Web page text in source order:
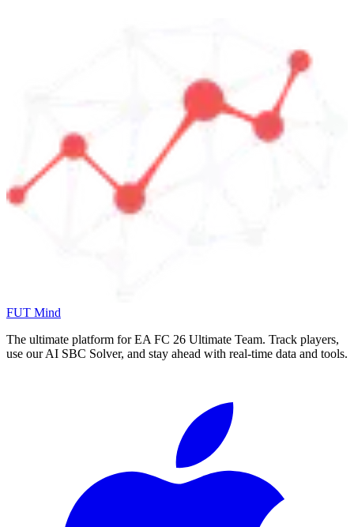
FUT Mind
The ultimate platform for EA FC 26 Ultimate Team. Track players,
use our AI SBC Solver, and stay ahead with real-time data and tools.